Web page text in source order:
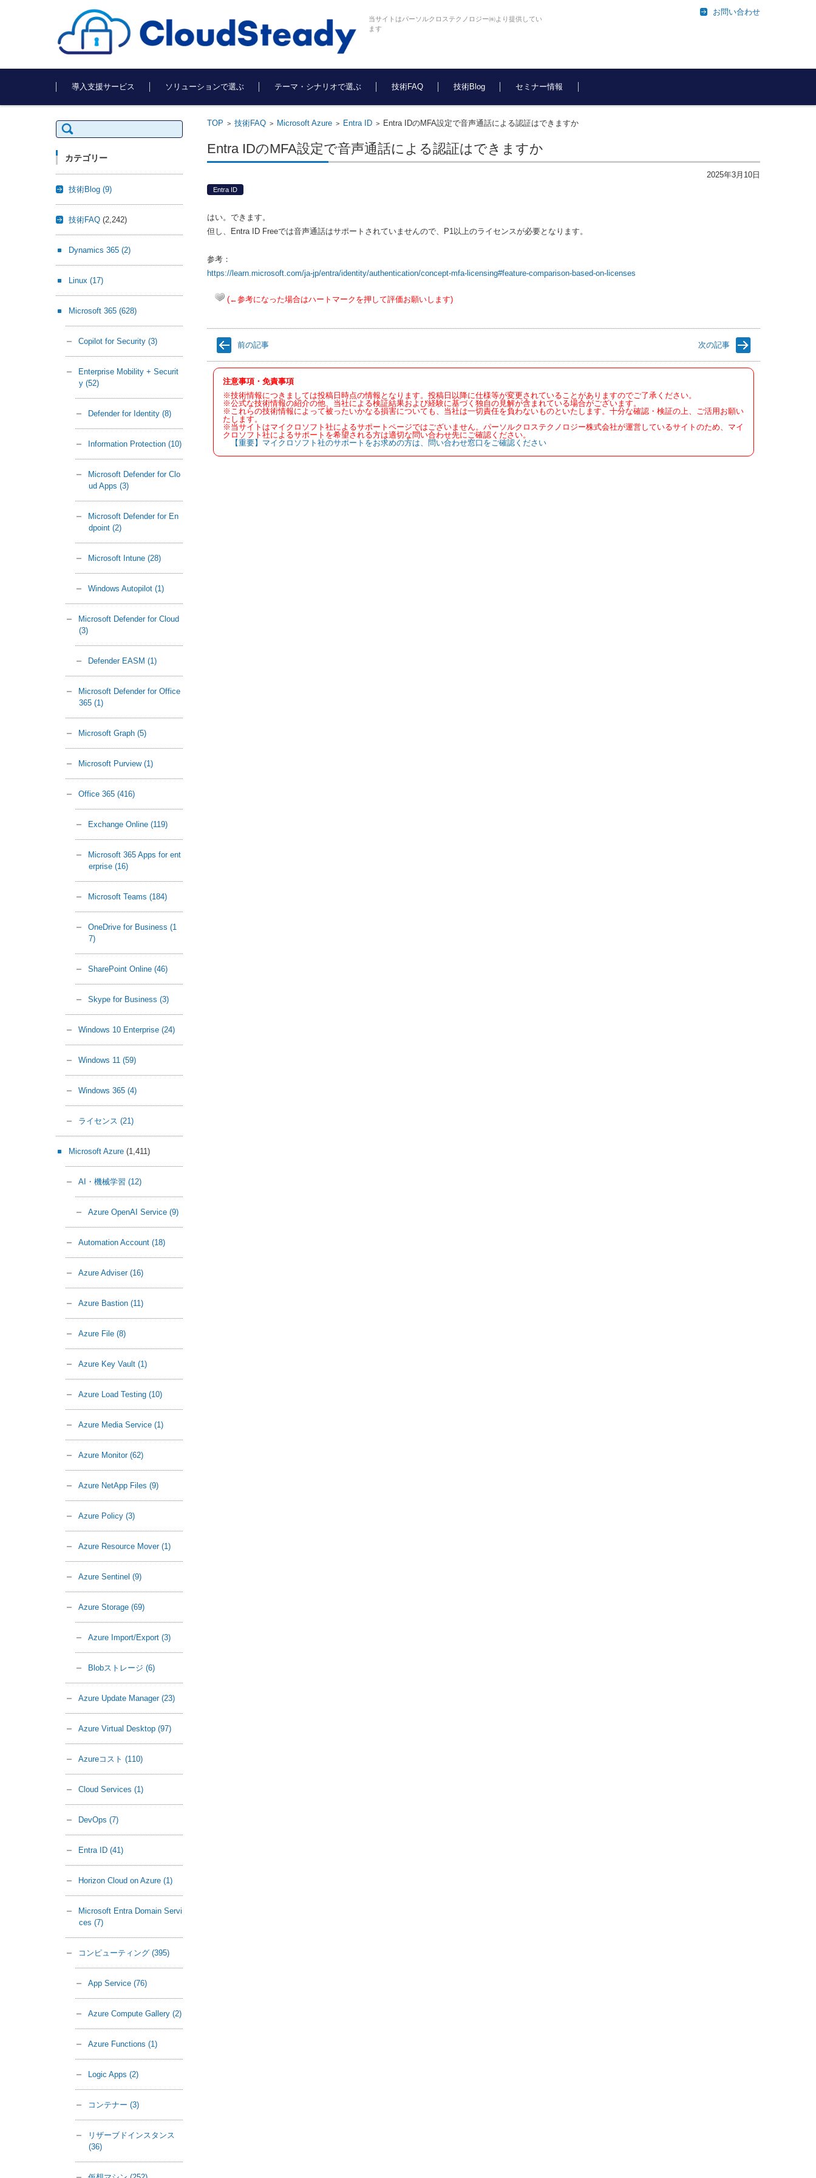
当サイトはパーソルクロステクノロジー㈱より提供してい
ます
お問い合わせ
コンテンツに移動
導入支援サービス
ソリューションで選ぶ テーマ・シナリオで選ぶ 技術FAQ 技術Blog セミナー情報
TOP > 技術FAQ> Microsoft Azure> Entra ID> Entra IDのMFA設定で音声通話による認証はできますか
Entra IDのMFA設定で音声通話による認証はできますか
2025年3月10日
Entra ID
はい。できます。
但し、Entra ID Freeでは音声通話はサポートされていませんので、P1以上のライセンスが必要となります。
参考：
https://learn.microsoft.com/ja-jp/entra/identity/authentication/concept-mfa-licensing#feature-comparison-based-on-licenses
(←参考になった場合はハートマークを押して評価お願いします)
前の記事 次の記事
注意事項・免責事項
※技術情報につきましては投稿日時点の情報となります。投稿日以降に仕様等が変更されていることがありますのでご了承ください。
※公式な技術情報の紹介の他、当社による検証結果および経験に基づく独自の見解が含まれている場合がございます。
※これらの技術情報によって被ったいかなる損害についても、当社は一切責任を負わないものといたします。十分な確認・検証の上、ご活用お願い
たします。
※当サイトはマイクロソフト社によるサポートページではございません。パーソルクロステクノロジー株式会社が運営しているサイトのため、マイ
クロソフト社によるサポートを希望される方は適切な問い合わせ先にご確認ください。
【重要】マイクロソフト社のサポートをお求めの方は、問い合わせ窓口をご確認ください
検
索:
カテゴリー
技術Blog (9)
技術FAQ (2,242)
Dynamics 365 (2)
Linux (17)
Microsoft 365 (628)
Copilot for Security (3)
Enterprise Mobility + Securit
y (52)
Defender for Identity (8)
Information Protection (10)
Microsoft Defender for Clo
ud Apps (3)
Microsoft Defender for En
dpoint (2)
Microsoft Intune (28)
Windows Autopilot (1)
Microsoft Defender for Cloud
(3)
Defender EASM (1)
Microsoft Defender for Office
365 (1)
Microsoft Graph (5)
Microsoft Purview (1)
Office 365 (416)
Exchange Online (119)
Microsoft 365 Apps for ent
erprise (16)
Microsoft Teams (184)
OneDrive for Business (1
7)
SharePoint Online (46)
Skype for Business (3)
Windows 10 Enterprise (24)
Windows 11 (59)
Windows 365 (4)
ライセンス (21)
Microsoft Azure (1,411)
AI・機械学習 (12)
Azure OpenAI Service (9)
Automation Account (18)
Azure Adviser (16)
Azure Bastion (11)
Azure File (8)
Azure Key Vault (1)
Azure Load Testing (10)
Azure Media Service (1)
Azure Monitor (62)
Azure NetApp Files (9)
Azure Policy (3)
Azure Resource Mover (1)
Azure Sentinel (9)
Azure Storage (69)
Azure Import/Export (3)
Blobストレージ (6)
Azure Update Manager (23)
Azure Virtual Desktop (97)
Azureコスト (110)
Cloud Services (1)
DevOps (7)
Entra ID (41)
Horizon Cloud on Azure (1)
Microsoft Entra Domain Servi
ces (7)
コンピューティング (395)
App Service (76)
Azure Compute Gallery (2)
Azure Functions (1)
Logic Apps (2)
コンテナー (3)
リザーブドインスタンス
(36)